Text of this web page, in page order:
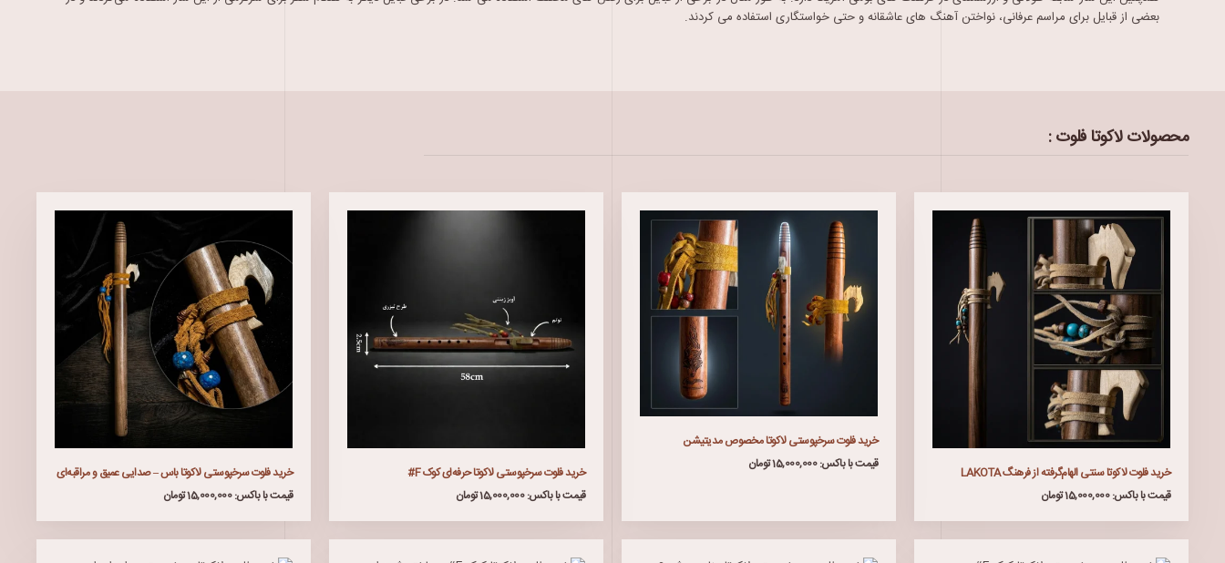
بعضی از قبایل برای مراسم عرفانی، نواختن آهنگ های عاشقانه و حتی خواستگاری استفاده می کردند.
محصولات لاکوتا فلوت :
خرید فلوت لاکوتا سنتی الهام‌گرفته از فرهنگ LAKOTA
قیمت با باکس: 15,000,000 تومان
خرید فلوت سرخپوستی لاکوتا مخصوص مدیتیشن
قیمت با باکس: 15,000,000 تومان
خرید فلوت سرخپوستی لاکوتا حرفه‌ای کوک F#
قیمت با باکس: 15,000,000 تومان
خرید فلوت سرخپوستی لاکوتا باس – صدایی عمیق و مراقبه‌ای
قیمت با باکس: 15,000,000 تومان